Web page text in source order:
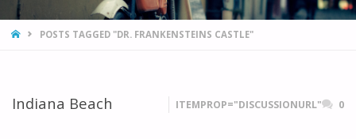
HOMEPOSTS TAGGED "DR. FRANKENSTEINS CASTLE"
Indiana Beach ITEMPROP="DISCUSSIONURL" 0